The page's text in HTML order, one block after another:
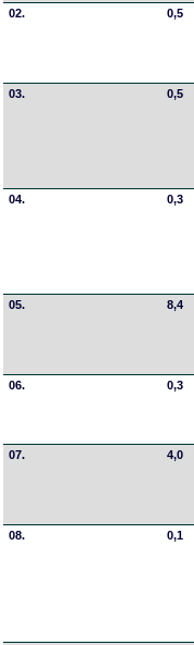
02. 0,5
03. 0,5
04. 0,3
05. 8,4
06. 0,3
07. 4,0
08. 0,1